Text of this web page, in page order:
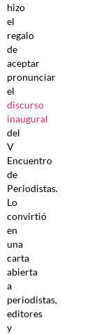
hizo
el
regalo
de
aceptar
pronunciar
el
discurso
inaugural
del
V
Encuentro
de
Periodistas.
Lo
convirtió
en
una
carta
abierta
a
periodistas,
editores
y